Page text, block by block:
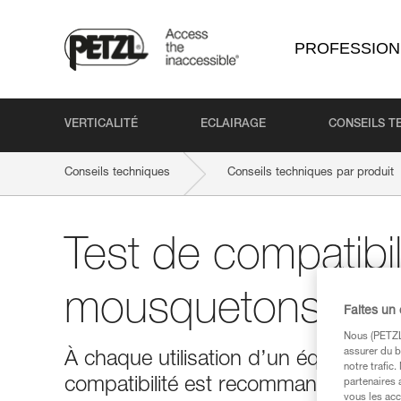
VERTICALITÉ ECLAIRAGE CONSEILS
Conseils techniques Conseils techniques par produit
Test de
mousquetons
À chaque utilisation d’un
compatibilité est recommandé.
Faites un
Nous
assurer du
notre trafic.
partenaires
vous les